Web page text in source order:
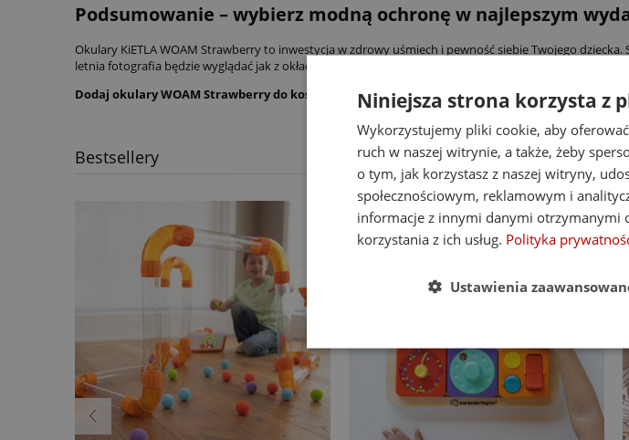
Podsumowanie – wybierz modną ochronę w najlepszym
Okulary KiETLA WOAM Strawberry to inwestycja w zdrowy uśmiech i pewność siebie Twojego
letnia fotografia będzie wyglądać jak z okładki magazynu!
Dodaj okulary WOAM Strawberry do koszyka i podaruj swojemu dziecku styl oraz ochronę, na
Bestsellery
Niniejsza strona korzysta z
Wykorzystujemy pliki cookie, aby
ruch w naszej witrynie, a także, żeby
o tym, jak korzystasz z naszej witryny,
społecznościowym, reklamowym i
informacje z innymi danymi otrzymanymi
korzystania z ich usług. Polityka
Ustawienia